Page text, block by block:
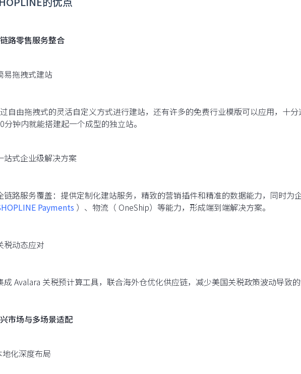
路零售服务整合
易拖拽式建站
自由拖拽式的灵活自定义方式进行建站，还有许多的免费行业模版可以应用，十
分钟内就能搭建起一个成型的独立站。
站式企业级解决方案
链路服务覆盖：提供定制化建站服务，精致的营销插件和精准的数据能力，同时为
Payments ）、物流（ OneShip）等能力，形成端到端解决方案。
税动态应对
成 Avalara 关税预计算工具，联合海外仓优化供应链，减少美国关税政策波动导致的
市场与多场景适配
化深度布局